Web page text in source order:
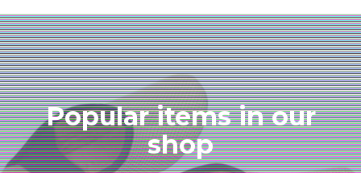
Popular items in our
shop